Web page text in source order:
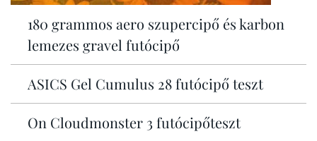
180 grammos aero szupercipő és karbon
lemezes gravel futócipő
ASICS Gel Cumulus 28 futócipő teszt
On Cloudmonster 3 futócipőteszt